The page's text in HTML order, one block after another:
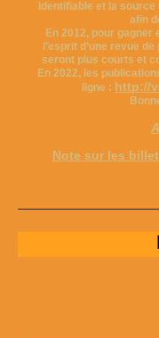
identifiable et la source
afin
En 2012, pour
l’esprit d’une revue
seront plus courts et
En 2022, les
ligne : http://
Note sur les